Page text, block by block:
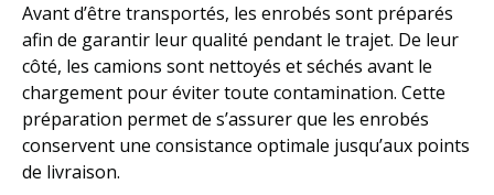
Avant d’être transportés, les enrobés sont préparés
afin de garantir leur qualité pendant le trajet. De leur
côté, les camions sont nettoyés et séchés avant le
chargement pour éviter toute contamination. Cette
préparation permet de s’assurer que les enrobés
conservent une consistance optimale jusqu’aux points
de livraison.